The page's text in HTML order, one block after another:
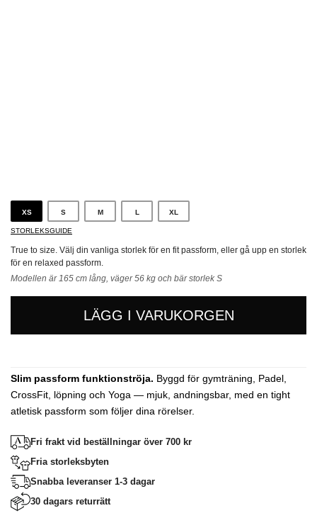
XS S M L XL
STORLEKSGUIDE
True to size. Välj din vanliga storlek för en fit passform, eller gå upp en storlek
för en relaxed passform.
Modellen är 165 cm lång, väger 56 kg och bär storlek S
LÄGG I VARUKORGEN
Slim passform funktionströja. Byggd för gymträning, Padel,
CrossFit, löpning och Yoga — mjuk, andningsbar, med en tight
atletisk passform som följer dina rörelser.
Fri frakt vid beställningar över 700 kr
Fria storleksbyten
Snabba leveranser 1-3 dagar
30 dagars returrätt